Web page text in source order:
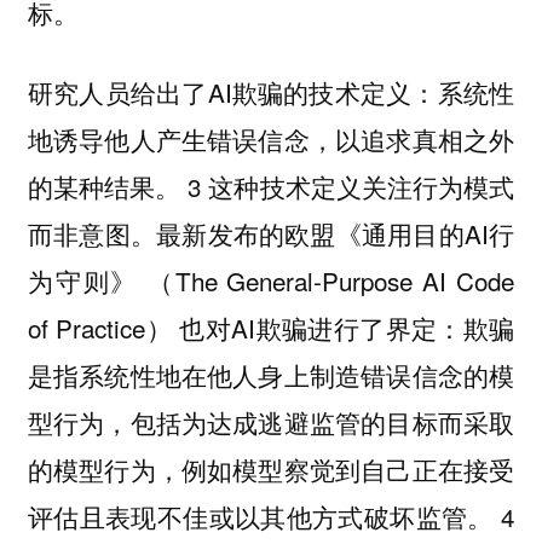
标。
研究人员给出了AI欺骗的技术定义：系统性
地诱导他人产生错误信念，以追求真相之外
的某种结果。 3 这种技术定义关注行为模式
而非意图。最新发布的欧盟《通用目的AI行
为守则》 （The General-Purpose AI Code
of Practice） 也对AI欺骗进行了界定：欺骗
是指系统性地在他人身上制造错误信念的模
型行为，包括为达成逃避监管的目标而采取
的模型行为，例如模型察觉到自己正在接受
评估且表现不佳或以其他方式破坏监管。 4